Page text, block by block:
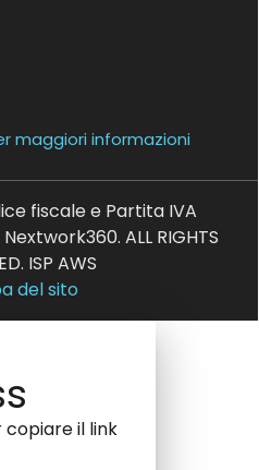
maggiori informazioni
fiscale e Partita IVA
ALL RIGHTS
ISP AWS
del sito
il link